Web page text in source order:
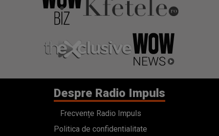
Despre Radio Impuls
Frecvențe Radio Impuls
Politica de confidentialitate